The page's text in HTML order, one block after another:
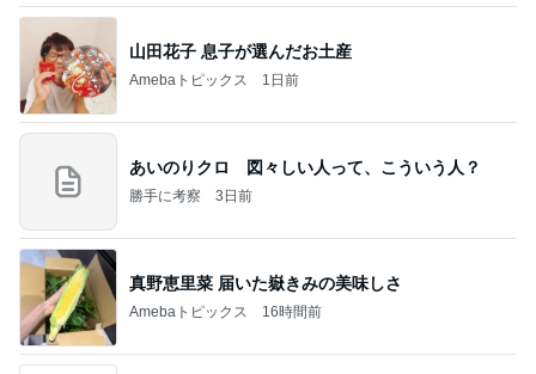
あいのりクロ 図々しい人って、こういう人？
勝手に考察 3日前
真野恵里菜 届いた嶽きみの美味しさ
Amebaトピックス
当ブログの売り上げ件数、一部公開します…
世帯年収500万 ゆるゆる4人家族の節約ブログ 〜